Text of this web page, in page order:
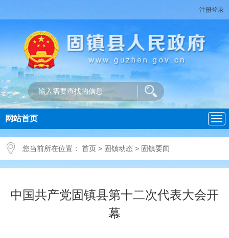
注册登录
导
航
网站首页
您当前所在位置： 首页 > 固镇动态 > 固镇要闻
中国共产党固镇县第十二次代表大会开
幕